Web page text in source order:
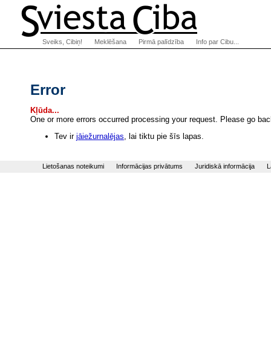
Error
Kļūda...
One or more errors occurred processing your request. Please go
Tev ir jāiežurnalējas, lai tiktu pie šīs lapas.
Sveiks, Cibiņ! Meklēšana Pirmā palīdzība Info par Cibu...
Lietošanas noteikumi Informācijas privātums Juridiskā informācija